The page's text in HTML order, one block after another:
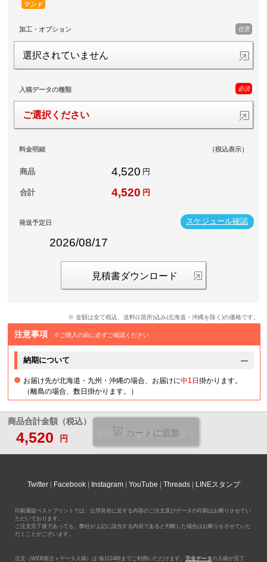
マンド
加工・オプション 任意
選択されていません
入稿データの種類 必須
ご選択ください
料金明細 （税込表示）
商品 4,520 円
合計 4,520 円
スケジュール確認
発送予定日
2026/08/17
見積書ダウンロード
※ 金額は全て税込、送料(1箇所)込み(北海道・沖縄を除く)の価格です。
注意事項 ※ご購入の前に必ずご確認ください
納期について
お届け先が北海道・九州・沖縄の場合、お届けに中1日掛かります。
（離島の場合、数日掛かります。）
商品合計金額（税込）
4,520 円
カートに追加
選択が必要な項目があります
Twitter Facebook Instagram YouTube Threads LINEスタンプ
印刷通販ベストプリントでは、公序良俗に反する内容のご注文及びデータの印刷はお断りさせてい
ただいております。
ご注文完了後であっても、弊社が上記に該当する内容であると判断した場合はお断りをさせていた
だくことがございます。
注文（WEB発注＋データ入稿）は 毎日24時までご利用いただけます。 完全データの入稿が完了